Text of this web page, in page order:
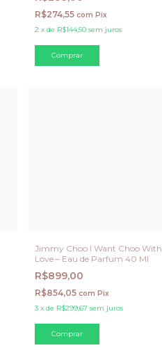
R$274,55 com Pix
2 x de R$144,50 sem juros
Jimmy Choo I Want Choo With
Love – Eau de Parfum 40 Ml
R$899,00
R$854,05 com Pix
3 x de R$299,67 sem juros